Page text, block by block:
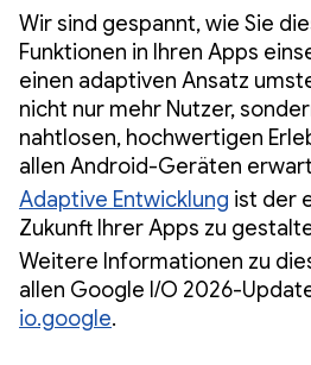
Wir sind gespannt, wie Sie
Funktionen in Ihren Apps
einen adaptiven Ansatz
nicht nur mehr Nutzer,
nahtlosen, hochwertigen
allen Android-Geräten
Adaptive Entwicklung ist der
Zukunft Ihrer Apps zu
Weitere Informationen zu
allen Google I/O 2026-
io.google.